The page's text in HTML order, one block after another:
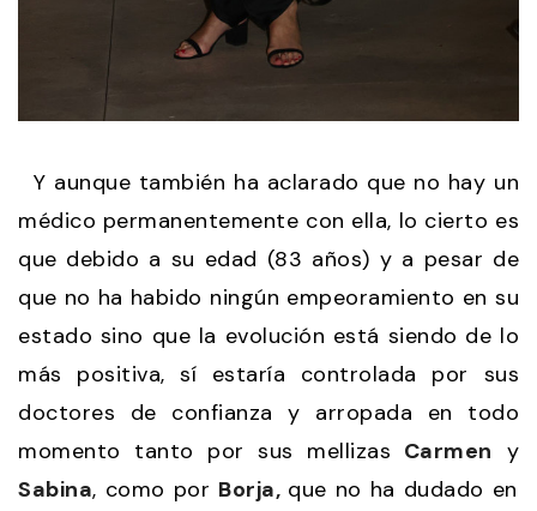
Y aunque también ha aclarado que no hay un
médico permanentemente con ella, lo cierto es
que debido a su edad (83 años) y a pesar de
que no ha habido ningún empeoramiento en su
estado sino que la evolución está siendo de lo
más positiva, sí estaría controlada por sus
doctores de confianza y arropada en todo
momento tanto por sus mellizas Carmen y
Sabina, como por Borja, que no ha dudado en